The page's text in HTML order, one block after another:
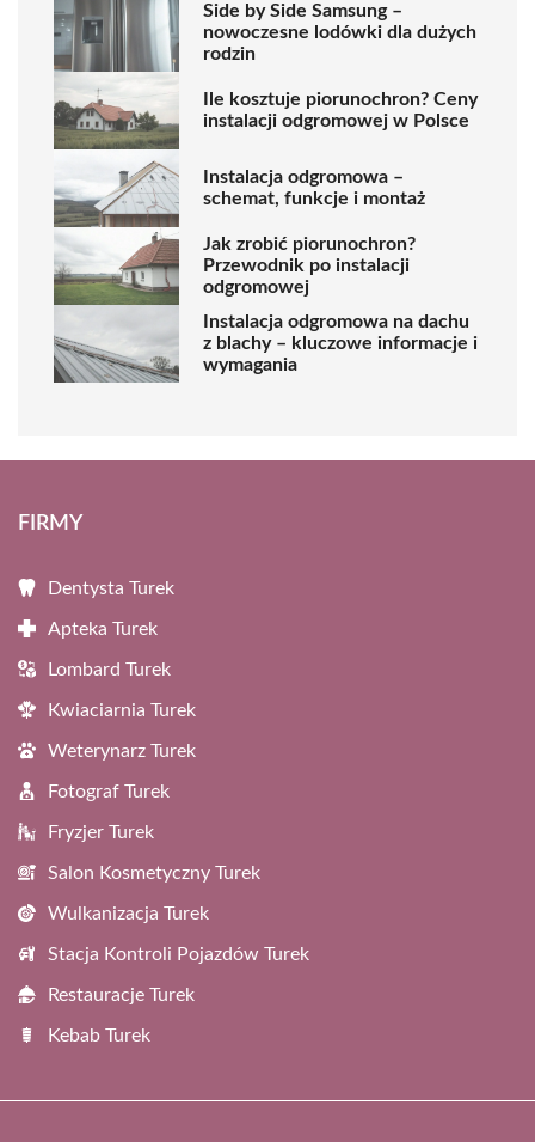
Side by Side Samsung –
nowoczesne lodówki dla dużych
rodzin
Ile kosztuje piorunochron? Ceny
instalacji odgromowej w Polsce
Instalacja odgromowa –
schemat, funkcje i montaż
Jak zrobić piorunochron?
Przewodnik po instalacji
odgromowej
Instalacja odgromowa na dachu
z blachy – kluczowe informacje i
wymagania
FIRMY
Dentysta Turek
Apteka Turek
Lombard Turek
Kwiaciarnia Turek
Weterynarz Turek
Fotograf Turek
Fryzjer Turek
Salon Kosmetyczny Turek
Wulkanizacja Turek
Stacja Kontroli Pojazdów Turek
Restauracje Turek
Kebab Turek